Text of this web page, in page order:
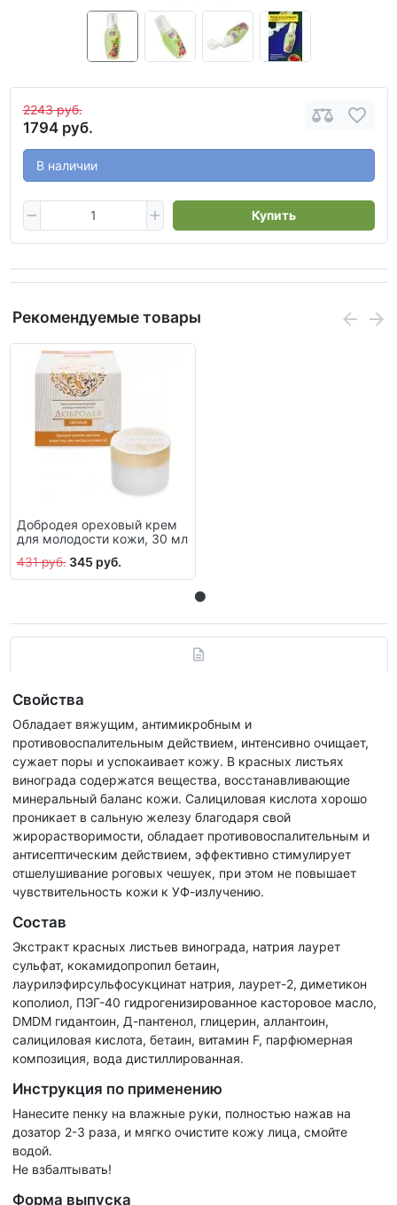
2243 руб.
1794 руб.
В наличии
Купить
Рекомендуемые товары
Добродея ореховый крем
для молодости кожи, 30 мл
431 руб. 345 руб.
Свойства
Обладает вяжущим, антимикробным и
противовоспалительным действием, интенсивно очищает,
сужает поры и успокаивает кожу. В красных листьях
винограда содержатся вещества, восстанавливающие
минеральный баланс кожи. Салициловая кислота хорошо
проникает в сальную железу благодаря свой
жирорастворимости, обладает противовоспалительным и
антисептическим действием, эффективно стимулирует
отшелушивание роговых чешуек, при этом не повышает
чувствительность кожи к УФ-излучению.
Состав
Экстракт красных листьев винограда, натрия лаурет
сульфат, кокамидопропил бетаин,
лаурилэфирсульфосукцинат натрия, лаурет-2, диметикон
кополиол, ПЭГ-40 гидрогенизированное касторовое масло,
DMDM гидантоин, Д-пантенол, глицерин, аллантоин,
салициловая кислота, бетаин, витамин F, парфюмерная
композиция, вода дистиллированная.
Инструкция по применению
Нанесите пенку на влажные руки, полностью нажав на
дозатор 2-3 раза, и мягко очистите кожу лица, смойте
водой.
Не взбалтывать!
Форма выпуска